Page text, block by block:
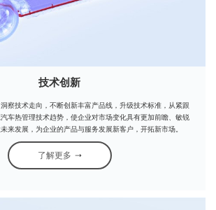
技术创新
察技术走向，不断创新丰富产品线，升级技术标准，从紧跟
车热管理技术趋势，使企业对市场变化具有更加前瞻、敏锐
来发展，为企业的产品与服务发展新客户，开拓新市场。
了解更多